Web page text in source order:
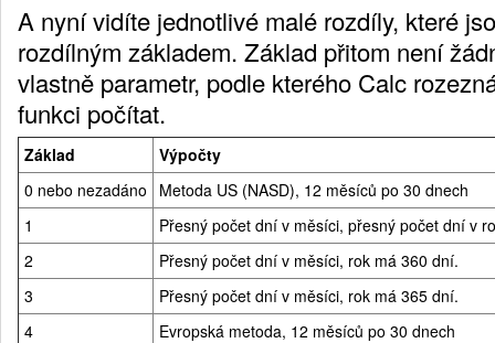
A nyní vidíte jednotlivé malé rozdíly, které
rozdílným základem. Základ přitom není
vlastně parametr, podle kterého Calc
funkci počítat.
Základ
Výpočty
0 nebo nezadáno
Metoda US (NASD), 12 měsíců po 30 dnech
1
Přesný počet dní v měsíci, přesný počet dní v
2
Přesný počet dní v měsíci, rok má 360 dní.
3
Přesný počet dní v měsíci, rok má 365 dní.
4
Evropská metoda, 12 měsíců po 30 dnech